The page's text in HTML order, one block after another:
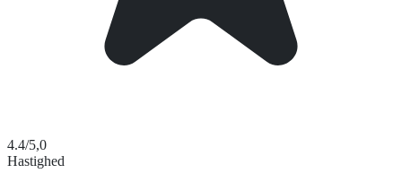
4.4/5,0
Hastighed